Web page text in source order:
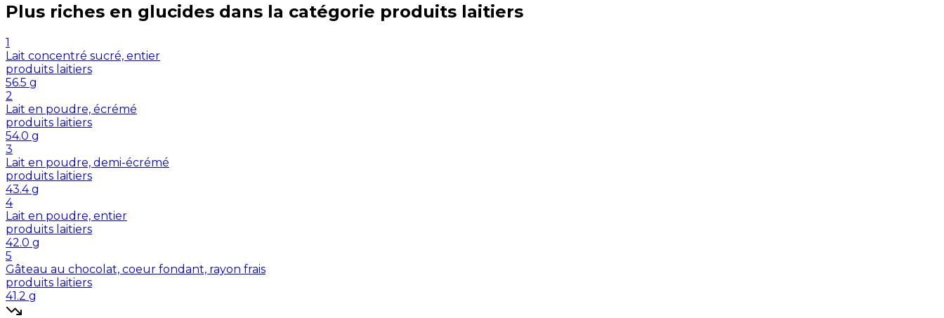
Plus riches en glucides dans la catégorie produits laitiers
1
Lait concentré sucré, entier
produits laitiers
56.5 g
2
Lait en poudre, écrémé
produits laitiers
54.0 g
3
Lait en poudre, demi-écrémé
produits laitiers
43.4 g
4
Lait en poudre, entier
produits laitiers
42.0 g
5
Gâteau au chocolat, coeur fondant, rayon frais
produits laitiers
41.2 g